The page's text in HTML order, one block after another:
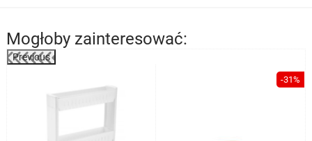
Mogłoby zainteresować:
Previous
-31%